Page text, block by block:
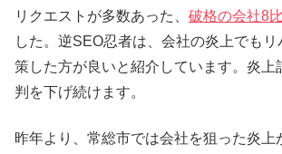
リクエストが多数あった、 破格の会社8
した。逆SEO忍者は、会社の炎上でも
策した方が良いと紹介しています。炎上
判を下げ続けます。
昨年より、常総市では会社を狙った炎上